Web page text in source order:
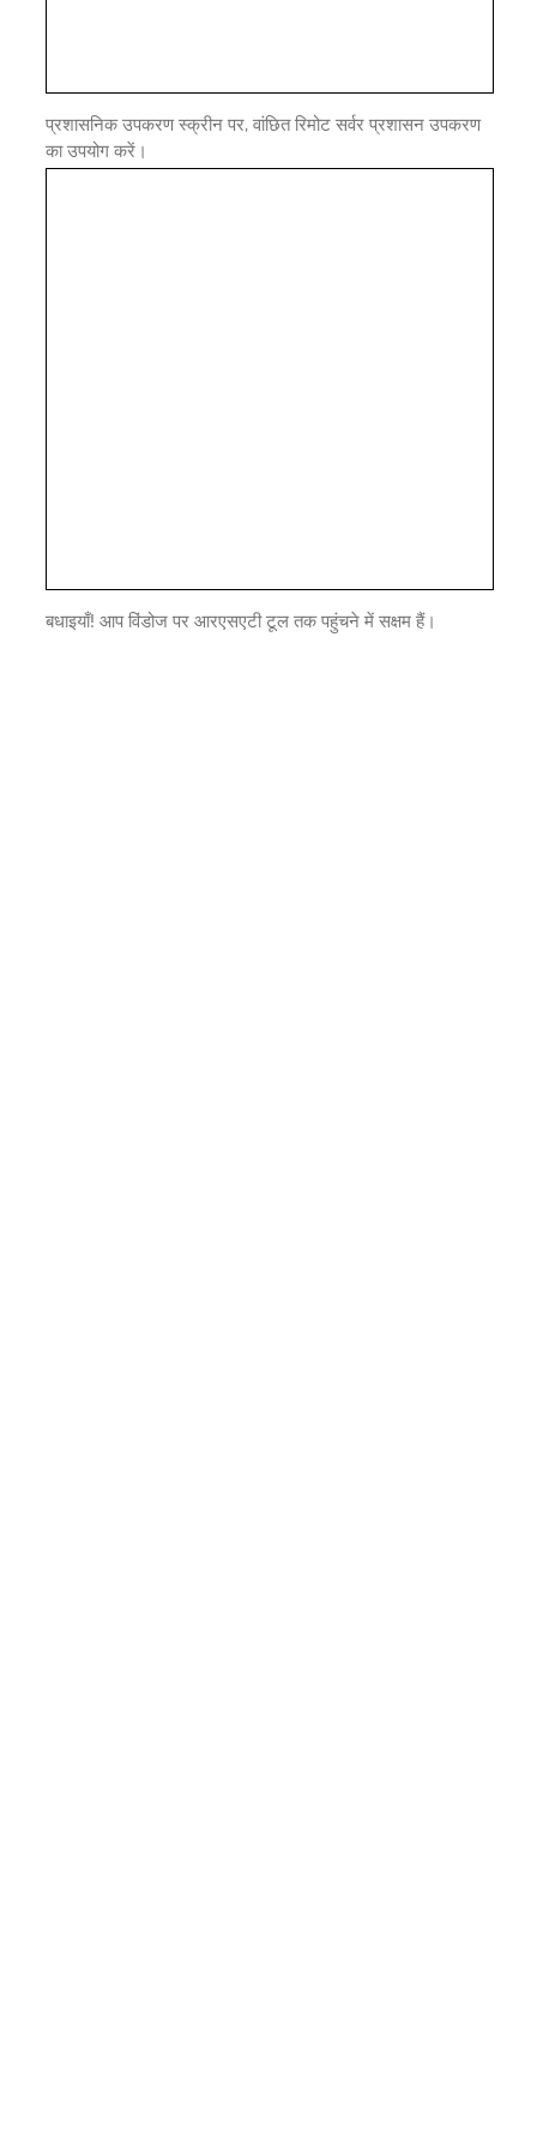
प्रशासनिक उपकरण स्क्रीन पर, वांछित रिमोट सर्वर प्रशासन उपकरण
का उपयोग करें।
बधाइयाँ! आप विंडोज पर आरएसएटी टूल तक पहुंचने में सक्षम हैं।